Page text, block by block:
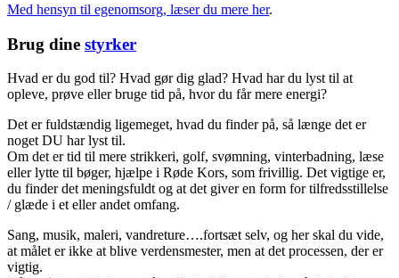
Med hensyn til egenomsorg, læser du mere her.
Brug dine styrker
Hvad er du god til? Hvad gør dig glad? Hvad har du lyst til at
opleve, prøve eller bruge tid på, hvor du får mere energi?
Det er fuldstændig ligemeget, hvad du finder på, så længe det er
noget DU har lyst til.
Om det er tid til mere strikkeri, golf, svømning, vinterbadning, læse
eller lytte til bøger, hjælpe i Røde Kors, som frivillig. Det vigtige er,
du finder det meningsfuldt og at det giver en form for tilfredsstillelse
/ glæde i et eller andet omfang.
Sang, musik, maleri, vandreture….fortsæt selv, og her skal du vide,
at målet er ikke at blive verdensmester, men at det processen, der er
vigtig.